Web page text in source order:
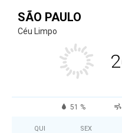
SÃO PAULO
Céu Limpo
51 %
QUI SEX